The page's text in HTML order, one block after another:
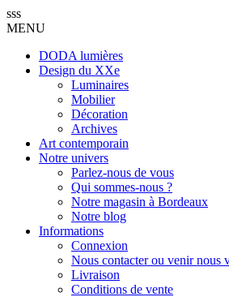
sss
MENU
DODA lumières
Design du XXe
Luminaires
Mobilier
Décoration
Archives
Art contemporain
Notre univers
Parlez-nous de vous
Qui sommes-nous ?
Notre magasin à Bordeaux
Notre blog
Informations
Connexion
Nous contacter ou venir nous
Livraison
Conditions de vente